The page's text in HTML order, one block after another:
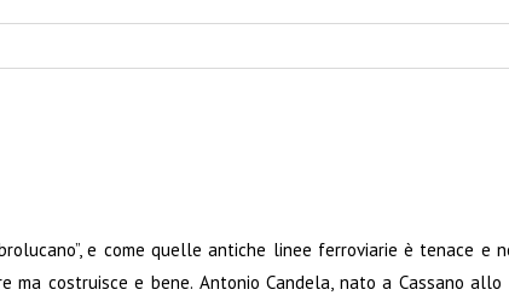
e come quelle antiche linee ferroviarie è tenace e
ma costruisce e bene. Antonio Candela, nato a Cassano